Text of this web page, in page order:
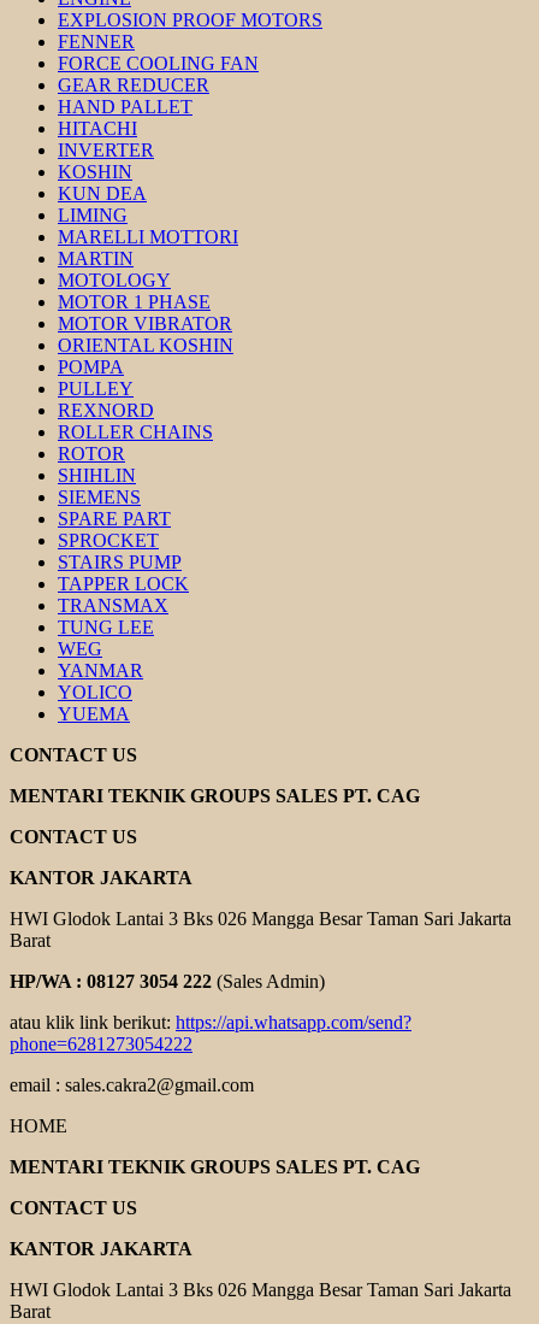
EXPLOSION PROOF MOTORS
FENNER
FORCE COOLING FAN
GEAR REDUCER
HAND PALLET
HITACHI
INVERTER
KOSHIN
KUN DEA
LIMING
MARELLI MOTTORI
MARTIN
MOTOLOGY
MOTOR 1 PHASE
MOTOR VIBRATOR
ORIENTAL KOSHIN
POMPA
PULLEY
REXNORD
ROLLER CHAINS
ROTOR
SHIHLIN
SIEMENS
SPARE PART
SPROCKET
STAIRS PUMP
TAPPER LOCK
TRANSMAX
TUNG LEE
WEG
YANMAR
YOLICO
YUEMA
CONTACT US
MENTARI TEKNIK GROUPS SALES PT. CAG
CONTACT US
KANTOR JAKARTA
HWI Glodok Lantai 3 Bks 026 Mangga Besar Taman Sari Jakarta
Barat
HP/WA : 08127 3054 222 (Sales Admin)
atau klik link berikut: https://api.whatsapp.com/send?
phone=6281273054222
email : sales.cakra2@gmail.com
HOME
MENTARI TEKNIK GROUPS SALES PT. CAG
CONTACT US
KANTOR JAKARTA
HWI Glodok Lantai 3 Bks 026 Mangga Besar Taman Sari Jakarta
Barat